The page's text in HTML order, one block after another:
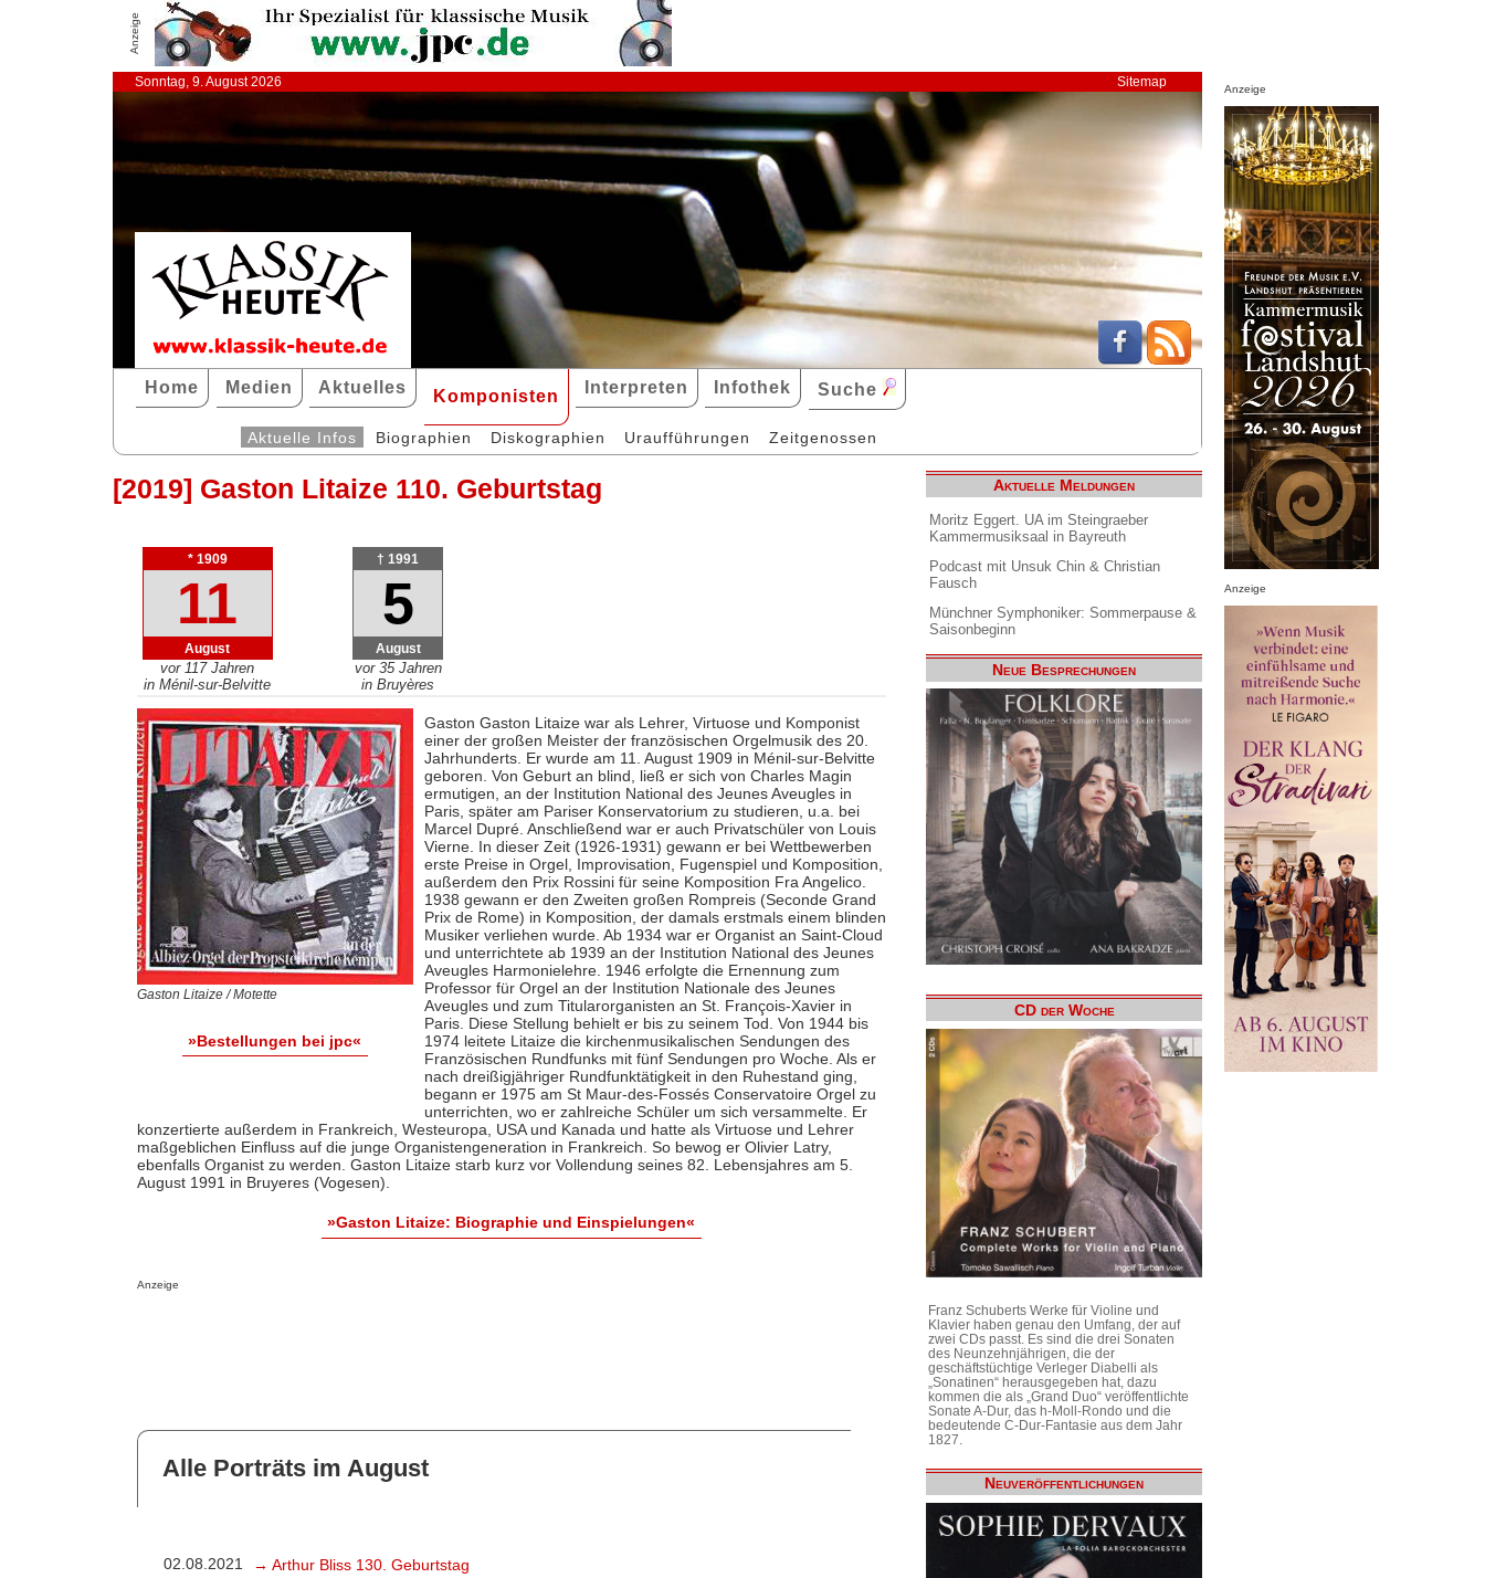
Anzeige
Sonntag, 9. August 2026 Sitemap
Home Medien Aktuelles Komponisten Interpreten Infothek Suche
Aktuelle Infos Biographien Diskographien Uraufführungen Zeitgenossen
[2019] Gaston Litaize 110. Geburtstag
* 1909
11
August
vor 117 Jahren
in Ménil-sur-Belvitte
† 1991
5
August
vor 35 Jahren
in Bruyères
Gaston Litaize / Motette
»Bestellungen bei jpc«
Gaston Gaston Litaize war als Lehrer, Virtuose und Komponist
einer der großen Meister der französischen Orgelmusik des 20.
Jahrhunderts. Er wurde am 11. August 1909 in Ménil-sur-Belvitte
geboren. Von Geburt an blind, ließ er sich von Charles Magin
ermutigen, an der Institution National des Jeunes Aveugles in
Paris, später am Pariser Konservatorium zu studieren, u.a. bei
Marcel Dupré. Anschließend war er auch Privatschüler von Louis
Vierne. In dieser Zeit (1926-1931) gewann er bei Wettbewerben
erste Preise in Orgel, Improvisation, Fugenspiel und Komposition,
außerdem den Prix Rossini für seine Komposition Fra Angelico.
1938 gewann er den Zweiten großen Rompreis (Seconde Grand
Prix de Rome) in Komposition, der damals erstmals einem blinden
Musiker verliehen wurde. Ab 1934 war er Organist an Saint-Cloud
und unterrichtete ab 1939 an der Institution National des Jeunes
Aveugles Harmonielehre. 1946 erfolgte die Ernennung zum
Professor für Orgel an der Institution Nationale des Jeunes
Aveugles und zum Titularorganisten an St. François-Xavier in
Paris. Diese Stellung behielt er bis zu seinem Tod. Von 1944 bis
1974 leitete Litaize die kirchenmusikalischen Sendungen des
Französischen Rundfunks mit fünf Sendungen pro Woche. Als er
nach dreißigjähriger Rundfunktätigkeit in den Ruhestand ging,
begann er 1975 am St Maur-des-Fossés Conservatoire Orgel zu
unterrichten, wo er zahlreiche Schüler um sich versammelte. Er
konzertierte außerdem in Frankreich, Westeuropa, USA und Kanada und hatte als Virtuose und Lehrer
maßgeblichen Einfluss auf die junge Organistengeneration in Frankreich. So bewog er Olivier Latry,
ebenfalls Organist zu werden. Gaston Litaize starb kurz vor Vollendung seines 82. Lebensjahres am 5.
August 1991 in Bruyeres (Vogesen).
»Gaston Litaize: Biographie und Einspielungen«
Anzeige
Alle Porträts im August
02.08.2021
→ Arthur Bliss 130. Geburtstag
Aktuelle Meldungen
Moritz Eggert. UA im Steingraeber
Kammermusiksaal in Bayreuth
Podcast mit Unsuk Chin & Christian
Fausch
Münchner Symphoniker: Sommerpause &
Saisonbeginn
Neue Besprechungen
CD der Woche
Franz Schuberts Werke für Violine und
Klavier haben genau den Umfang, der auf
zwei CDs passt. Es sind die drei Sonaten
des Neunzehnjährigen, die der
geschäftstüchtige Verleger Diabelli als
„Sonatinen“ herausgegeben hat, dazu
kommen die als „Grand Duo“ veröffentlichte
Sonate A-Dur, das h-Moll-Rondo und die
bedeutende C-Dur-Fantasie aus dem Jahr
1827.
Neuveröffentlichungen
Anzeige
Anzeige